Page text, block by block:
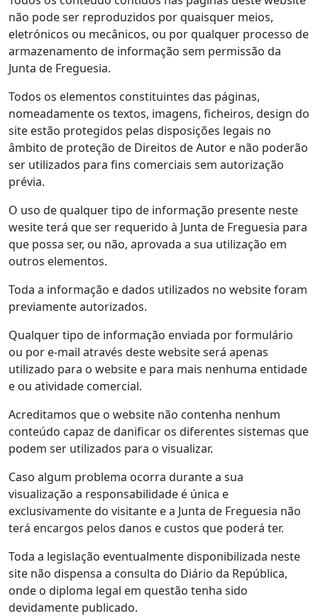
não pode ser reproduzidos por quaisquer meios,
eletrónicos ou mecânicos, ou por qualquer processo de
armazenamento de informação sem permissão da
Junta de Freguesia.
Todos os elementos constituintes das páginas,
nomeadamente os textos, imagens, ficheiros, design do
site estão protegidos pelas disposições legais no
âmbito de proteção de Direitos de Autor e não poderão
ser utilizados para fins comerciais sem autorização
prévia.
O uso de qualquer tipo de informação presente neste
wesite terá que ser requerido à Junta de Freguesia para
que possa ser, ou não, aprovada a sua utilização em
outros elementos.
Toda a informação e dados utilizados no website foram
previamente autorizados.
Qualquer tipo de informação enviada por formulário
ou por e-mail através deste website será apenas
utilizado para o website e para mais nenhuma entidade
e ou atividade comercial.
Acreditamos que o website não contenha nenhum
conteúdo capaz de danificar os diferentes sistemas que
podem ser utilizados para o visualizar.
Caso algum problema ocorra durante a sua
visualização a responsabilidade é única e
exclusivamente do visitante e a Junta de Freguesia não
terá encargos pelos danos e custos que poderá ter.
Toda a legislação eventualmente disponibilizada neste
site não dispensa a consulta do Diário da República,
onde o diploma legal em questão tenha sido
devidamente publicado.